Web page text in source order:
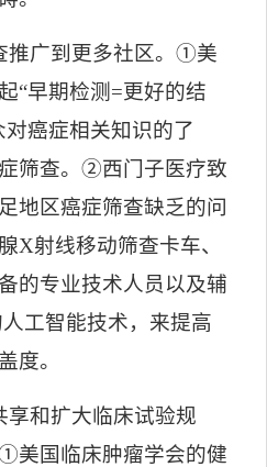
推广到更多社区。①美
“早期检测 =更好的结
癌症相关知识的了
筛查。②西门子医疗致
地区癌症筛查缺乏的问
X射线移动筛查卡车、
的专业技术人员以及辅
工智能技术，来提高
度。
享和扩大临床试验规
美国临床肿瘤学会的健